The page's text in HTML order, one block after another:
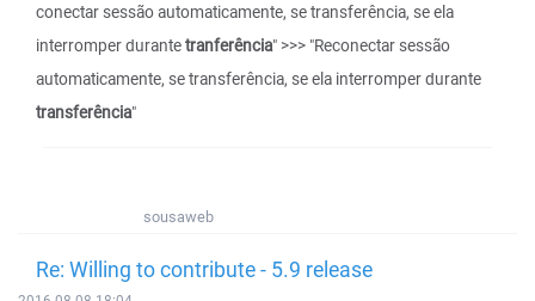
conectar sessão automaticamente, se transferência, se ela
interromper durantetranferência" >>> "Reconectar sessão
automaticamente, se transferência, se ela interromper durante
transferência"
sousaweb
Re: Willing to contribute - 5.9 release